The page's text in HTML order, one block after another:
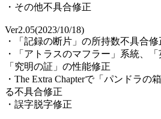
・その他不具合修正
Ver2.05(2023/10/18)
・「記録の断片」の所持数不具合修
・「アトラスのマフラー」系統、
「究明の証」の性能修正
・The Extra Chapterで「パンドラの
る不具合修正
・誤字脱字修正